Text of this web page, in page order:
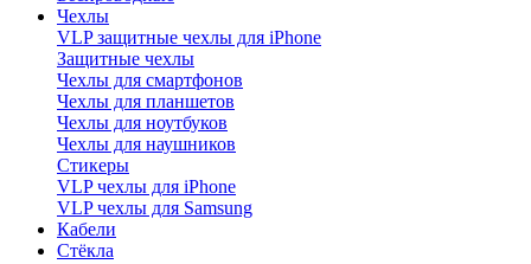
Чехлы
VLP защитные чехлы для iPhone
Защитные чехлы
Чехлы для смартфонов
Чехлы для планшетов
Чехлы для ноутбуков
Чехлы для наушников
Стикеры
VLP чехлы для iPhone
VLP чехлы для Samsung
Кабели
Стёкла